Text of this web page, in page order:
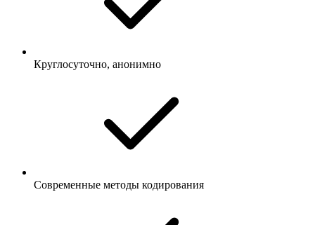
Круглосуточно, анонимно
Современные методы кодирования